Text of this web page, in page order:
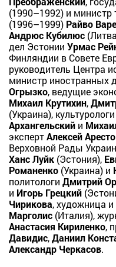
(1990–1992) и министр
(1996–1999) Райво Варе
Андрюс Кубилюс
дел Эстонии Урмас
Финляндии в Совете
руководитель Центра
министр иностранных
Огрызко, ведущие
Михаил Крутихин,
(Украина), культурологи
Архангельский и
экспертАлексей
Верховной Рады
Ханс Луйк (Эстония),
Романенко (Украина) и
политологи Дмитрий
и Игорь Грецкий
Чирикова, художница
Марголис (Италия),
Анастасия Кириленко,
Давидис,Даниил
Александр Черкасов.